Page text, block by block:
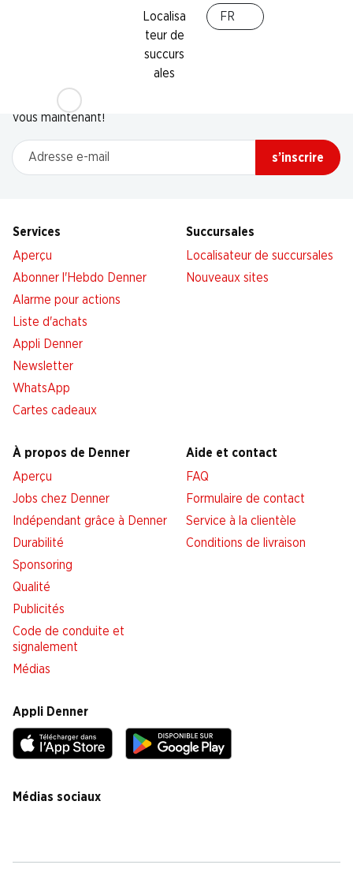
Localisa
teur de
succurs
ales
FR
Restez au courant grâce à la newsletter Denner. Inscrivez-
vous maintenant!
Adresse e-mail
s’inscrire
Services
Aperçu
Abonner l'Hebdo Denner
Alarme pour actions
Liste d'achats
Appli Denner
Newsletter
WhatsApp
Cartes cadeaux
Succursales
Localisateur de succursales
Nouveaux sites
À propos de Denner
Aperçu
Jobs chez Denner
Indépendant grâce à Denner
Durabilité
Sponsoring
Qualité
Publicités
Code de conduite et
signalement
Médias
Aide et contact
FAQ
Formulaire de contact
Service à la clientèle
Conditions de livraison
Appli Denner
Médias sociaux